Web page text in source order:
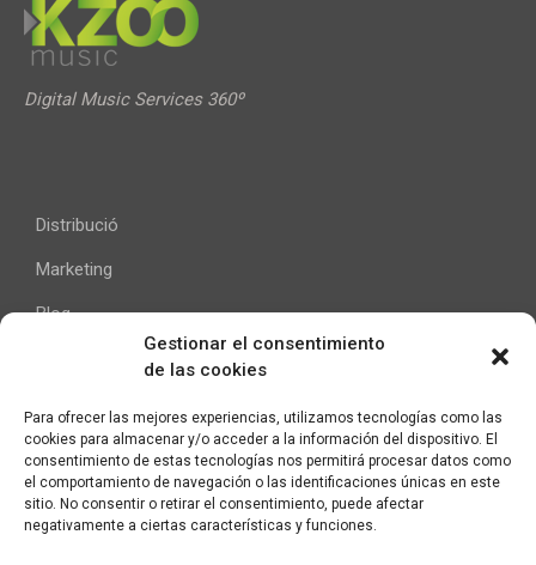
Gestionar el consentimiento
de las cookies
Para ofrecer las mejores experiencias, utilizamos tecnologías como las
cookies para almacenar y/o acceder a la información del dispositivo. El
consentimiento de estas tecnologías nos permitirá procesar datos como
el comportamiento de navegación o las identificaciones únicas en este
sitio. No consentir o retirar el consentimiento, puede afectar
negativamente a ciertas características y funciones.
Digital Music Services 360º
Distribució
Marketing
Blog
Ajuda
Contacte
Avís Legal